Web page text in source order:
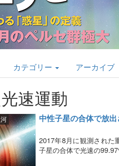
カテゴリー アーカイブ
速運動
中性子星の合体で放
2017年8月に観測された
子星の合体で光速の